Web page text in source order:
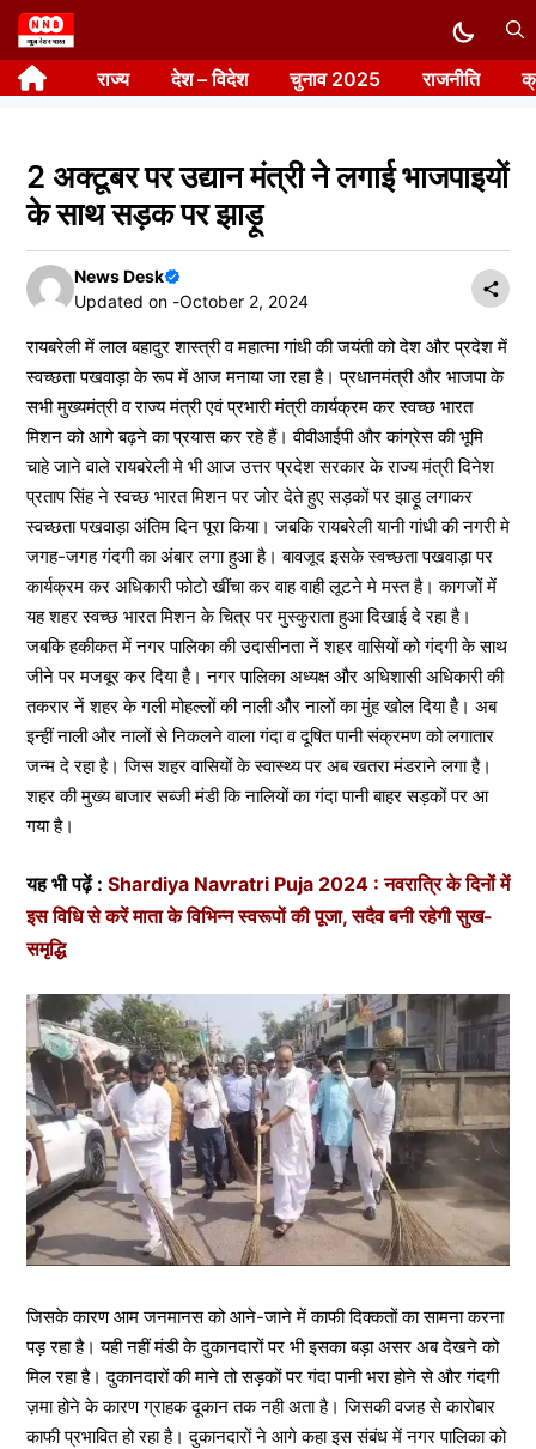
Skip
to
content राज्य देश – विदेश चुनाव 2025 राजनीति
2 अक्टूबर पर उद्यान मंत्री ने लगाई भाजपाइयों
के साथ सड़क पर झाड़ू
News Desk
Updated on -October 2, 2024
रायबरेली में लाल बहादुर शास्त्री व महात्मा गांधी की जयंती को देश और प्रदेश में
स्वच्छता पखवाड़ा के रूप में आज मनाया जा रहा है। प्रधानमंत्री और भाजपा के
सभी मुख्यमंत्री व राज्य मंत्री एवं प्रभारी मंत्री कार्यक्रम कर स्वच्छ भारत
मिशन को आगे बढ़ने का प्रयास कर रहे हैं। वीवीआईपी और कांग्रेस की भूमि
चाहे जाने वाले रायबरेली मे भी आज उत्तर प्रदेश सरकार के राज्य मंत्री दिनेश
प्रताप सिंह ने स्वच्छ भारत मिशन पर जोर देते हुए सड़कों पर झाड़ू लगाकर
स्वच्छता पखवाड़ा अंतिम दिन पूरा किया। जबकि रायबरेली यानी गांधी की नगरी मे
जगह-जगह गंदगी का अंबार लगा हुआ है। बावजूद इसके स्वच्छता पखवाड़ा पर
कार्यक्रम कर अधिकारी फोटो खींचा कर वाह वाही लूटने मे मस्त है। कागजों में
यह शहर स्वच्छ भारत मिशन के चित्र पर मुस्कुराता हुआ दिखाई दे रहा है।
जबकि हकीकत में नगर पालिका की उदासीनता नें शहर वासियों को गंदगी के साथ
जीने पर मजबूर कर दिया है। नगर पालिका अध्यक्ष और अधिशासी अधिकारी की
तकरार नें शहर के गली मोहल्लों की नाली और नालों का मुंह खोल दिया है। अब
इन्हीं नाली और नालों से निकलने वाला गंदा व दूषित पानी संक्रमण को लगातार
जन्म दे रहा है। जिस शहर वासियों के स्वास्थ्य पर अब खतरा मंडराने लगा है।
शहर की मुख्य बाजार सब्जी मंडी कि नालियों का गंदा पानी बाहर सड़कों पर आ
गया है।
यह भी पढ़ें : Shardiya Navratri Puja 2024 : नवरात्रि के दिनों में
इस विधि से करें माता के विभिन्न स्वरूपों की पूजा, सदैव बनी रहेगी सुख-
समृद्धि
जिसके कारण आम जनमानस को आने-जाने में काफी दिक्कतों का सामना करना
पड़ रहा है। यही नहीं मंडी के दुकानदारों पर भी इसका बड़ा असर अब देखने को
मिल रहा है। दुकानदारों की माने तो सड़कों पर गंदा पानी भरा होने से और गंदगी
ज़मा होने के कारण ग्राहक दूकान तक नही अता है। जिसकी वजह से कारोबार
काफी प्रभावित हो रहा है। दुकानदारों ने आगे कहा इस संबंध में नगर पालिका को